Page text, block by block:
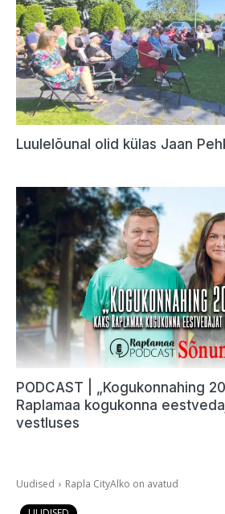
Luulelõunal olid külas Jaan
PODCAST | „Kogukonnahing
Raplamaa kogukonna
vestluses